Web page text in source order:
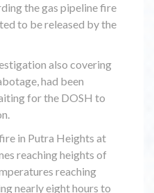
the gas pipeline fire
to be released by the
also covering
had been
for the DOSH to
in Putra Heights at
reaching heights of
reaching
nearly eight hours to